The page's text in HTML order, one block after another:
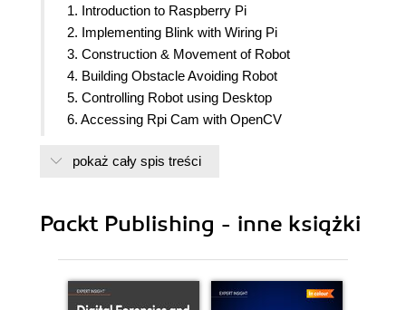
1. Introduction to Raspberry Pi
2. Implementing Blink with Wiring Pi
3. Construction & Movement of Robot
4. Building Obstacle Avoiding Robot
5. Controlling Robot using Desktop
6. Accessing Rpi Cam with OpenCV
8. Constructing Emotion Recognition Robot
pokaż cały spis treści
Packt Publishing - inne książki